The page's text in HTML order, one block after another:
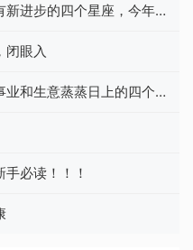
进步的四个星座，今年更
闭眼入
和生意蒸蒸日上的四个星
必读！！！